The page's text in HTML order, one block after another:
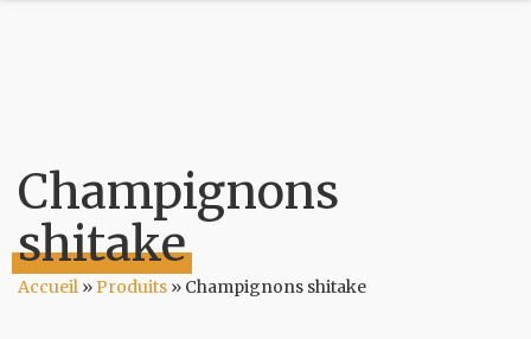
Champignons
shitake
Accueil »Produits » Champignons shitake